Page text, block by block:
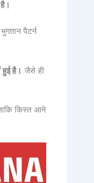
पैटर्न
है। जैसे ही
किस्त आने